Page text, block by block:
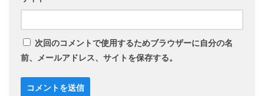
次回のコメントで使用するためブラウザーに自分の名
前、メールアドレス、サイトを保存する。